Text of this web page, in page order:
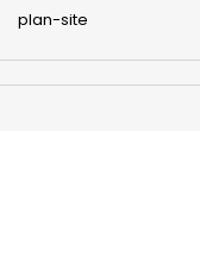
plan-site